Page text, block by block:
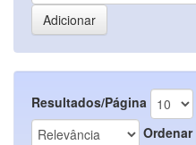
Resultados/Página
Ordenar